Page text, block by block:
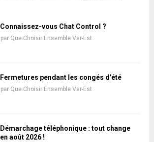
Connaissez-vous Chat Control ?
par Que Choisir Ensemble Var-Est
Fermetures pendant les congés d’été
par Que Choisir Ensemble Var-Est
Démarchage téléphonique : tout change
en août 2026 !